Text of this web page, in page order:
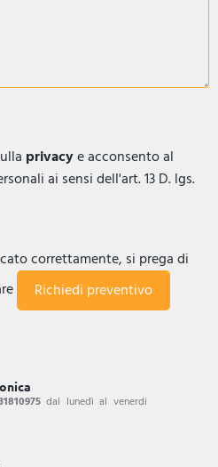
privacye acconsento al
ai sensi dell'art. 13 D. lgs.
correttamente, si prega di
dal lunedì al venerdi